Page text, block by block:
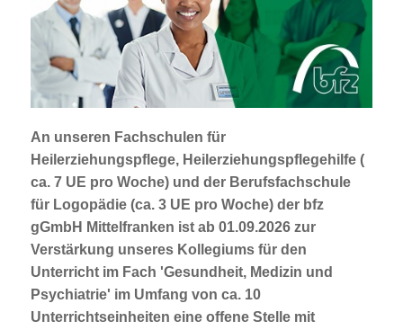
Jobportal
Presse und Medien
bbw e. V.
Karriere
Presse
News Archiv
An unseren Fachschulen für
Heilerziehungspflege, Heilerziehungspflegehilfe (
ca. 7 UE pro Woche) und der Berufsfachschule
für Logopädie (ca. 3 UE pro Woche) der bfz
gGmbH Mittelfranken ist ab 01.09.2026 zur
Verstärkung unseres Kollegiums für den
Unterricht im Fach 'Gesundheit, Medizin und
Psychiatrie' im Umfang von ca. 10
Unterrichtseinheiten eine offene Stelle mit